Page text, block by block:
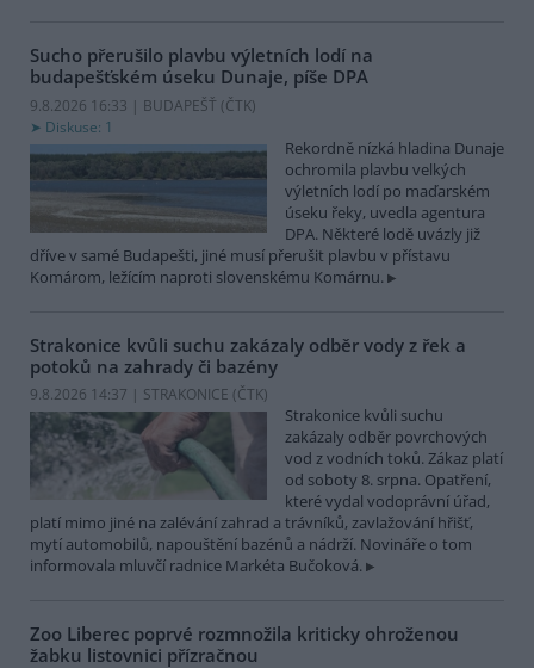
Sucho přerušilo plavbu výletních lodí na
budapešťském úseku Dunaje, píše DPA
9.8.2026 16:33 | BUDAPEŠŤ (ČTK)
Diskuse: 1
Rekordně nízká hladina Dunaje
ochromila plavbu velkých
výletních lodí po maďarském
úseku řeky, uvedla agentura
DPA. Některé lodě uvázly již
dříve v samé Budapešti, jiné musí přerušit plavbu v přístavu
Komárom, ležícím naproti slovenskému Komárnu.
Strakonice kvůli suchu zakázaly odběr vody z řek a
potoků na zahrady či bazény
9.8.2026 14:37 | STRAKONICE (ČTK)
Strakonice kvůli suchu
zakázaly odběr povrchových
vod z vodních toků. Zákaz platí
od soboty 8. srpna. Opatření,
které vydal vodoprávní úřad,
platí mimo jiné na zalévání zahrad a trávníků, zavlažování hřišť,
mytí automobilů, napouštění bazénů a nádrží. Novináře o tom
informovala mluvčí radnice Markéta Bučoková.
Zoo Liberec poprvé rozmnožila kriticky ohroženou
žabku listovnici přízračnou